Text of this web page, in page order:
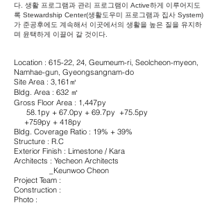
다. 생활 프로그램과 관리 프로그램이 Active하게 이루어지도
록 Stewardship Center(생활도우미 프로그램과 집사 System)
가 준공후에도 계속해서 이곳에서의 생활을 높은 질을 유지하
며 윤택하게 이끌어 갈 것이다.
Location : 615-22, 24, Geumeum-ri, Seolcheon-myeon,
Namhae-gun, Gyeongsangnam-do
Site Area : 3,161㎡
Bldg. Area : 632 ㎡
Gross Floor Area : 1,447py
58.1py + 67.0py + 69.7py +75.5py
+759py + 418py
Bldg. Coverage Ratio : 19% + 39%
Structure : R.C
Exterior Finish : Limestone / Kara
Architects : Yecheon Architects
_Keunwoo Cheon
Project Team :
Construction :
Photo :